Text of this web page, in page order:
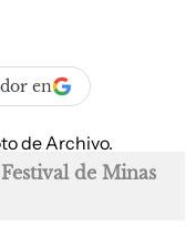
en
Festival de Minas